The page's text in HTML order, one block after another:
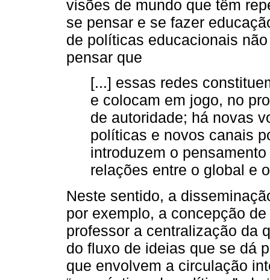
visões de mundo que têm
se pensar e se fazer
de políticas educacionais
pensar que
[...] essas redes
e colocam em jogo, no
de autoridade; há novas
políticas e novos canais
introduzem o
relações entre o global e
Neste sentido, a
por exemplo, a concepção
professor a centralização da
do fluxo de ideias que se dá
que envolvem a circulação